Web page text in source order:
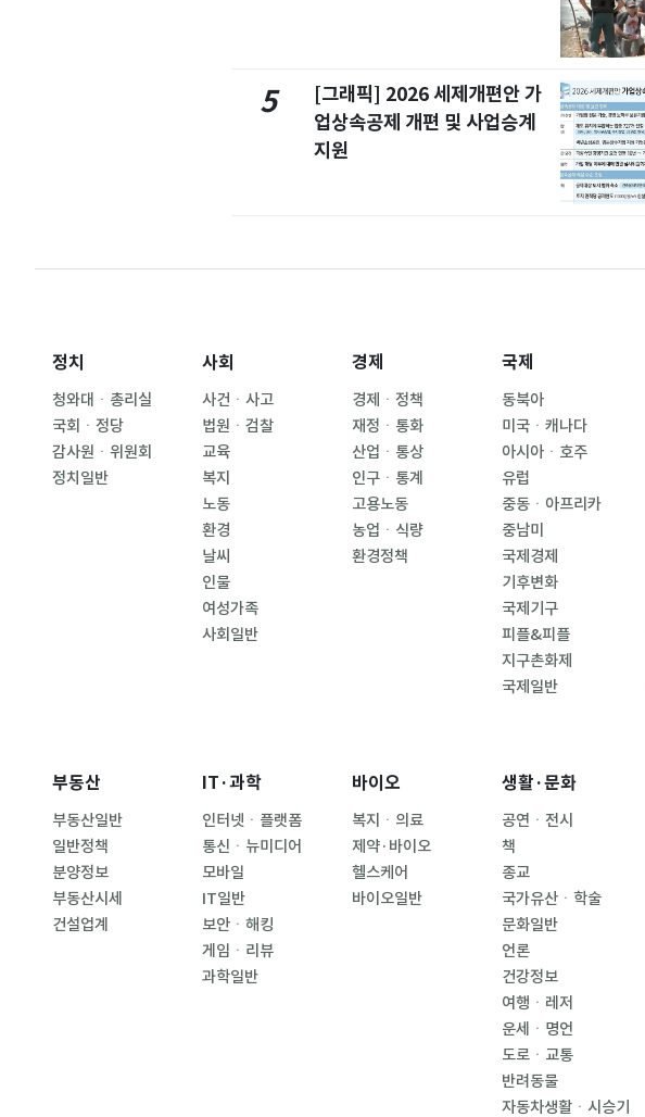
5
[그래픽] 2026 세제개편안 가
업상속공제 개편 및 사업승계
지원
정치
청와대ㆍ총리실
국회ㆍ정당
감사원ㆍ위원회
정치일반
사회
사건ㆍ사고
법원ㆍ검찰
교육
복지
노동
환경
날씨
인물
여성가족
사회일반
경제
경제ㆍ정책
재정ㆍ통화
산업ㆍ통상
인구ㆍ통계
고용노동
농업ㆍ식량
환경정책
국제
동북아
미국ㆍ캐나다
아시아ㆍ호주
유럽
중동ㆍ아프리카
중남미
국제경제
기후변화
국제기구
피플&피플
지구촌화제
국제일반
부동산
부동산일반
일반정책
분양정보
부동산시세
건설업계
IT·과학
인터넷ㆍ플랫폼
통신ㆍ뉴미디어
모바일
IT일반
보안ㆍ해킹
게임ㆍ리뷰
과학일반
바이오
복지ㆍ의료
제약·바이오
헬스케어
바이오일반
생활·문화
공연ㆍ전시
책
종교
국가유산ㆍ학술
문화일반
언론
건강정보
여행ㆍ레저
운세ㆍ명언
도로ㆍ교통
반려동물
자동차생활ㆍ시승기